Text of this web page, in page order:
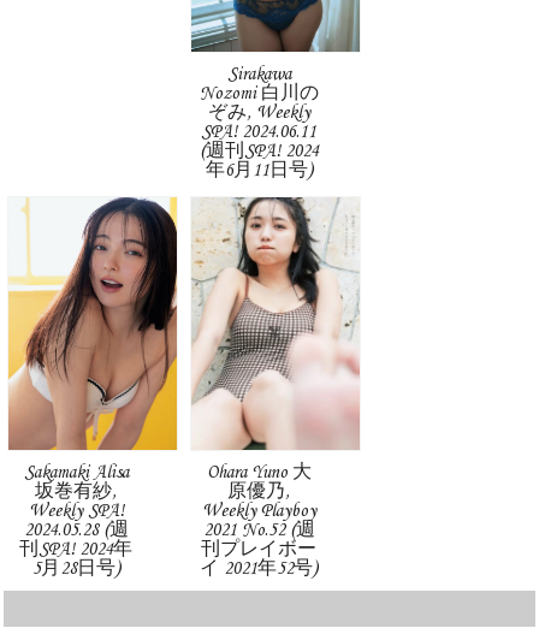
Sirakawa
Nozomi 白川の
ぞみ, Weekly
SPA! 2024.06.11
(週刊SPA! 2024
年6月11日号)
Sakamaki Alisa
坂巻有紗,
Weekly SPA!
2024.05.28 (週
刊SPA! 2024年
5月28日号)
Ohara Yuno 大
原優乃,
Weekly Playboy
2021 No.52 (週
刊プレイボー
イ 2021年52号)